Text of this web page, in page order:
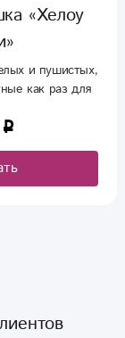
«Хелоу
и пушистых,
как раз для